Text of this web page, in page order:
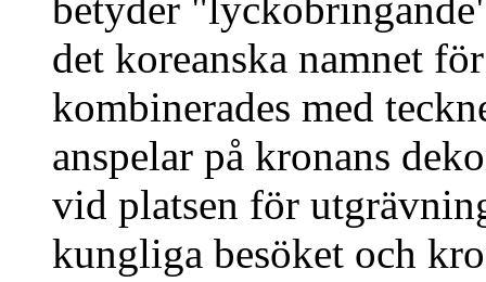
betyder
det koreanska namnet
kombinerades med
anspelar på kronans
vid platsen för
kungliga besöket och